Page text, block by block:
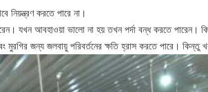
নিয়ন্ত্রণ করতে পারে না।
যখন আবহাওয়া ভালো না হয় তখন পর্দা বন্ধ করতে পারেন।
মুরগির জন্য জলবায়ু পরিবর্তনের ক্ষতি হ্রাস করতে পারে। কিন্তু